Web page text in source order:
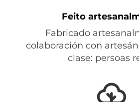
Feito
Fabricado
colaboración con
clase: persoas